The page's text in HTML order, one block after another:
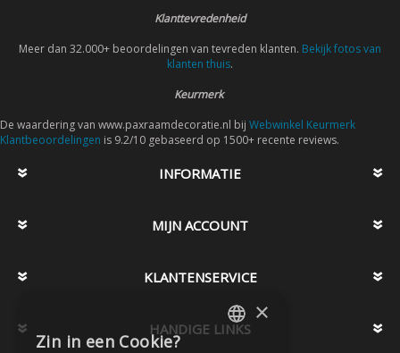
Klanttevredenheid
Meer dan 32.000+ beoordelingen van tevreden klanten. Bekijk fotos van
klanten thuis.
Keurmerk
De waardering van www.paxraamdecoratie.nl bij Webwinkel Keurmerk
Klantbeoordelingen is 9.2/10 gebaseerd op 1500+ recente reviews.
INFORMATIE
MIJN ACCOUNT
KLANTENSERVICE
HANDIGE LINKS
×
Zin in een Cookie?